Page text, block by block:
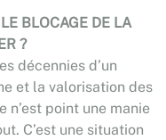
BLOCAGE DE LA
?
décennies d’un
et la valorisation des
n’est point une manie
C’est une situation